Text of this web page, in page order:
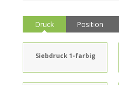
Druck Position
Siebdruck 1-farbig